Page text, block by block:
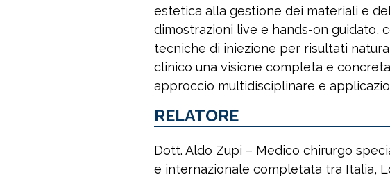
estetica alla gestione dei materiali e
dimostrazioni live e hands-on guidato,
tecniche di iniezione per risultati
clinico una visione completa e
approccio multidisciplinare e
RELATORE
Dott. Aldo Zupi – Medico chirurgo
e internazionale completata tra Italia,